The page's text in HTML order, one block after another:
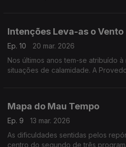
Intenções Leva-as o Vento
Ep. 10
20 mar. 2026
Nos últimos anos tem-se atribuído
situações de calamidade. A
Mapa do Mau Tempo
Ep. 9
13 mar. 2026
As dificuldades sentidas pelos
centro do segundo de três